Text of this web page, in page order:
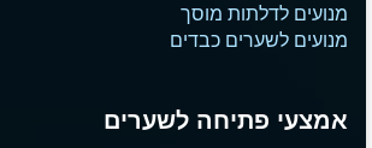
מנועים לדלתות מוסך
מנועים לשערים כבדים
אמצעי פתיחה לשערים